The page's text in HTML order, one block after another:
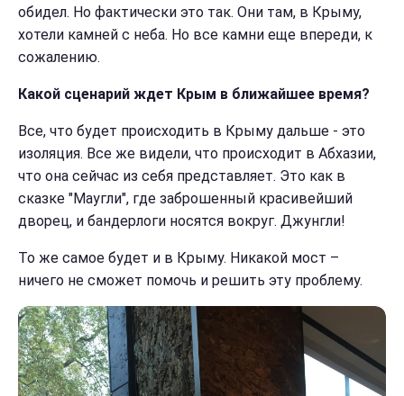
обидел. Но фактически это так. Они там, в Крыму,
хотели камней с неба. Но все камни еще впереди, к
сожалению.
Какой сценарий ждет Крым в ближайшее время?
Все, что будет происходить в Крыму дальше - это
изоляция. Все же видели, что происходит в Абхазии,
что она сейчас из себя представляет. Это как в
сказке "Маугли", где заброшенный красивейший
дворец, и бандерлоги носятся вокруг. Джунгли!
То же самое будет и в Крыму. Никакой мост –
ничего не сможет помочь и решить эту проблему.